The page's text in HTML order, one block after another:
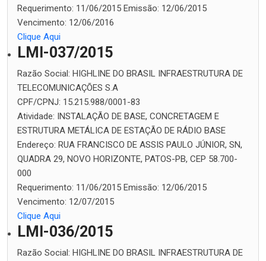
Requerimento: 11/06/2015 Emissão: 12/06/2015
Vencimento: 12/06/2016
Clique Aqui
LMI-037/2015
Razão Social: HIGHLINE DO BRASIL INFRAESTRUTURA DE
TELECOMUNICAÇÕES S.A
CPF/CPNJ: 15.215.988/0001-83
Atividade: INSTALAÇÃO DE BASE, CONCRETAGEM E
ESTRUTURA METÁLICA DE ESTAÇÃO DE RÁDIO BASE
Endereço: RUA FRANCISCO DE ASSIS PAULO JÚNIOR, SN,
QUADRA 29, NOVO HORIZONTE, PATOS-PB, CEP 58.700-
000
Requerimento: 11/06/2015 Emissão: 12/06/2015
Vencimento: 12/07/2015
Clique Aqui
LMI-036/2015
Razão Social: HIGHLINE DO BRASIL INFRAESTRUTURA DE